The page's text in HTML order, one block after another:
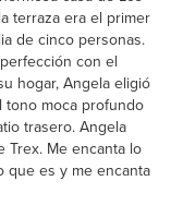
terraza era el primer
de cinco personas.
con el
hogar, Angela eligió
tono moca profundo
trasero. Angela
Trex. Me encanta lo
que es y me encanta